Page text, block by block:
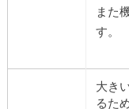
また
す。
大き
るた